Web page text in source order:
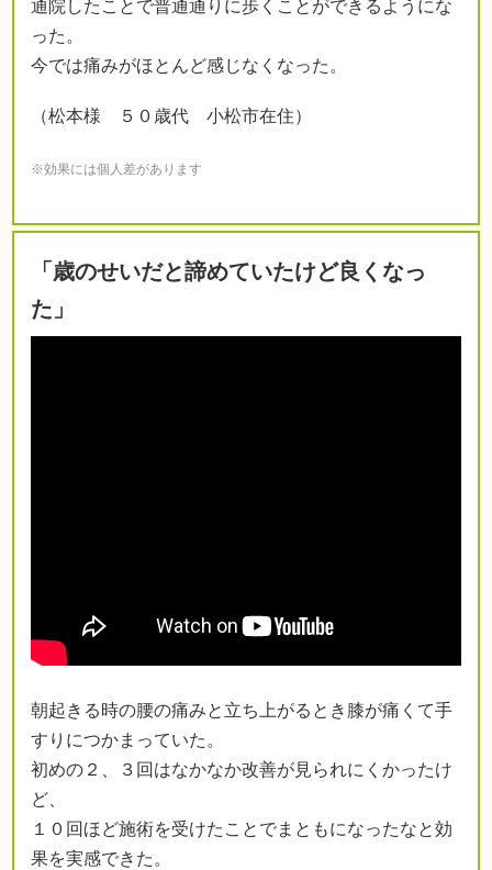
通院したことで普通通りに歩くことができるようにな
った。
今では痛みがほとんど感じなくなった。
（松本様 ５０歳代 小松市在住）
※効果には個人差があります
「歳のせいだと諦めていたけど良くなっ
た」
朝起きる時の腰の痛みと立ち上がるとき膝が痛くて手
すりにつかまっていた。
初めの２、３回はなかなか改善が見られにくかったけ
ど、
１０回ほど施術を受けたことでまともになったなと効
果を実感できた。